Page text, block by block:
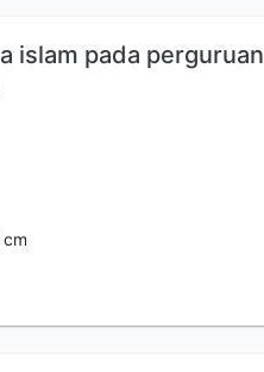
islam pada